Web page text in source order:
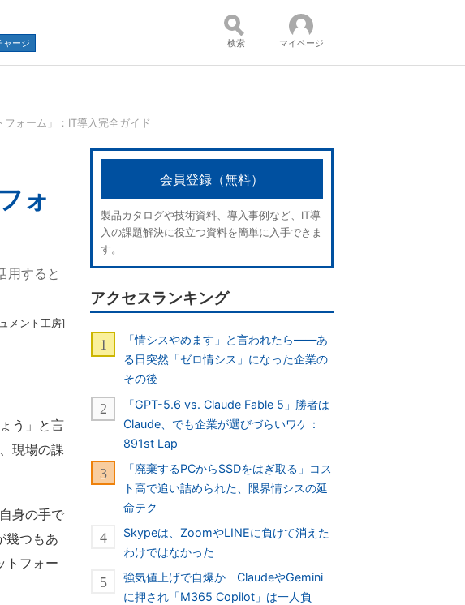
ャージ
コンテンツ：
並び順：
検索 マイページ
ォーム」：IT導入完全ガイド
ォ
用すると
メント工房]
う」と言
現場の課
身の手で
幾つもあ
トフォー
会員登録（無料）
製品カタログや技術資料、導入事例など、IT導
入の課題解決に役立つ資料を簡単に入手できま
す。
アクセスランキング
「情シスやめます」と言われたら――あ
る日突然「ゼロ情シス」になった企業の
その後
「GPT-5.6 vs. Claude Fable 5」勝者は
Claude、でも企業が選びづらいワケ：
891st Lap
「廃棄するPCからSSDをはぎ取る」コス
ト高で追い詰められた、限界情シスの延
命テク
Skypeは、ZoomやLINEに負けて消えた
わけではなかった
強気値上げで自爆か ClaudeやGemini
に押され「M365 Copilot」は一人負